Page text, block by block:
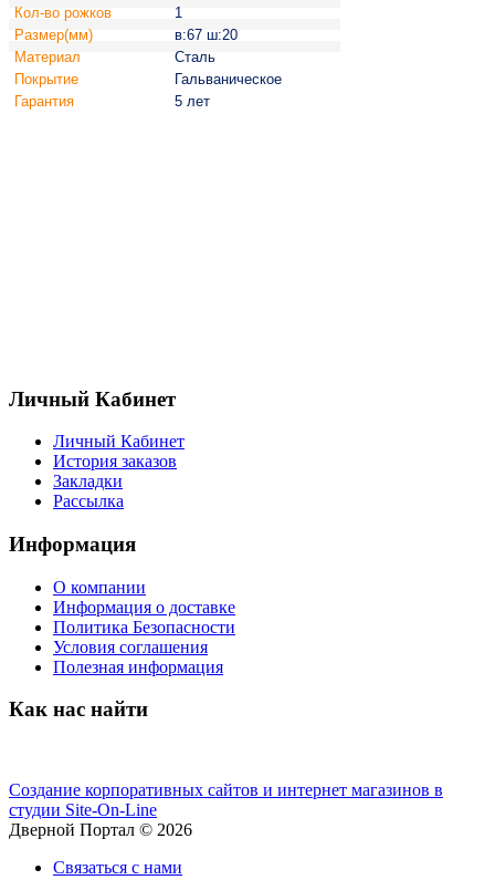
Кол-во рожков
1
Размер(мм)
в:67 ш:20
Материал
Сталь
Покрытие
Гальваническое
Гарантия
5 лет
Личный Кабинет
Личный Кабинет
История заказов
Закладки
Рассылка
Информация
О компании
Информация о доставке
Политика Безопасности
Условия соглашения
Полезная информация
Как нас найти
Создание корпоративных сайтов и интернет магазинов в
студии Site-On-Line
Дверной Портал © 2026
Связаться с нами